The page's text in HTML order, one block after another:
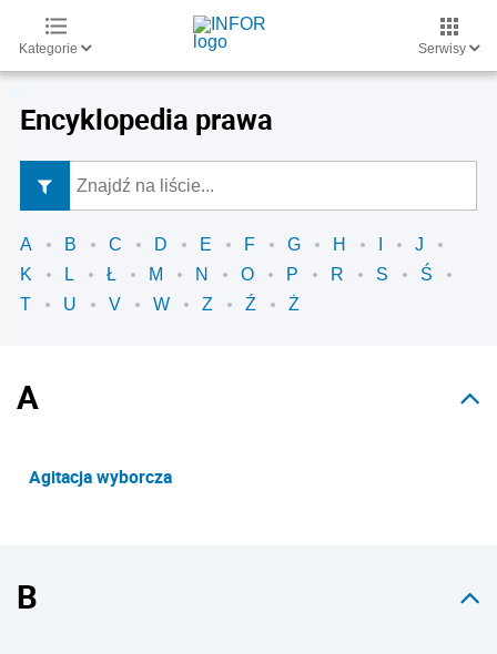
Kategorie Serwisy
Encyklopedia prawa
A B C D E F G H
J
K
L Ł M N O P R S
Ś
T
U V W Z Ź Ż
A
Agitacja wyborcza
B